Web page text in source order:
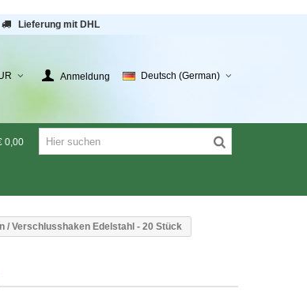
Lieferung mit DHL
Anmeldung Deutsch (German)
0,00
/ Verschlusshaken Edelstahl - 20 Stück